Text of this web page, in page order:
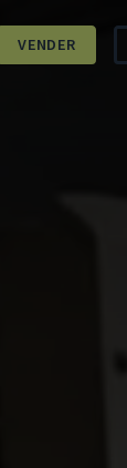
VENDER